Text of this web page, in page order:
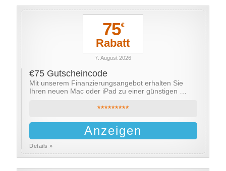
75€
Rabatt
7. August 2026
€75 Gutscheincode
Mit unserem Finanzierungsangebot erhalten Sie
Ihren neuen Mac oder iPad zu einer günstigen …
*********
Anzeigen
Details »